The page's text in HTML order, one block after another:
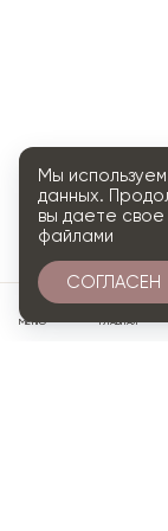
МЕНЮ ГЛАВНАЯ
Мы
данных.
вы даете
файлами
СОГЛАСЕН